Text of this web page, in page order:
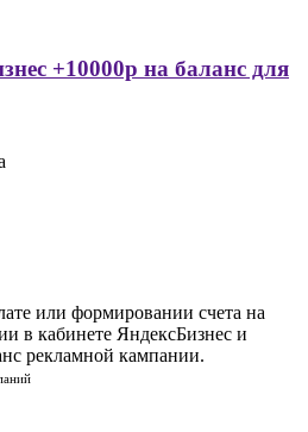
+10000р на баланс для
или формировании счета на
в кабинете ЯндексБизнес и
рекламной кампании.